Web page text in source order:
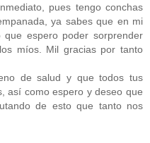
pues tengo conchas
ya sabes que en mi
espero poder sorprender
míos. Mil gracias por tanto
de salud y que todos tus
así como espero y deseo que
de esto que tanto nos